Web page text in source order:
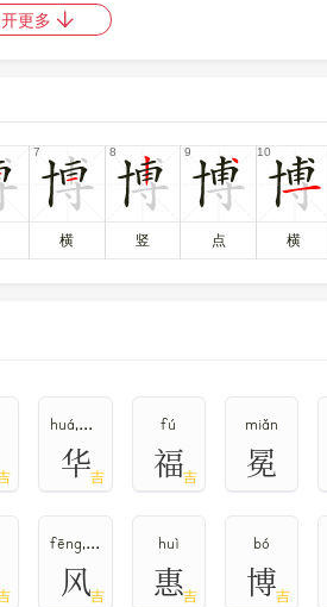
码是43042，郑码是
，属常用字
更多
横 竖 点 横
huá,huà,huā
华吉
fú
福吉
miǎn
冕
fēng,fěng
风吉
huì
惠吉
bó
博吉